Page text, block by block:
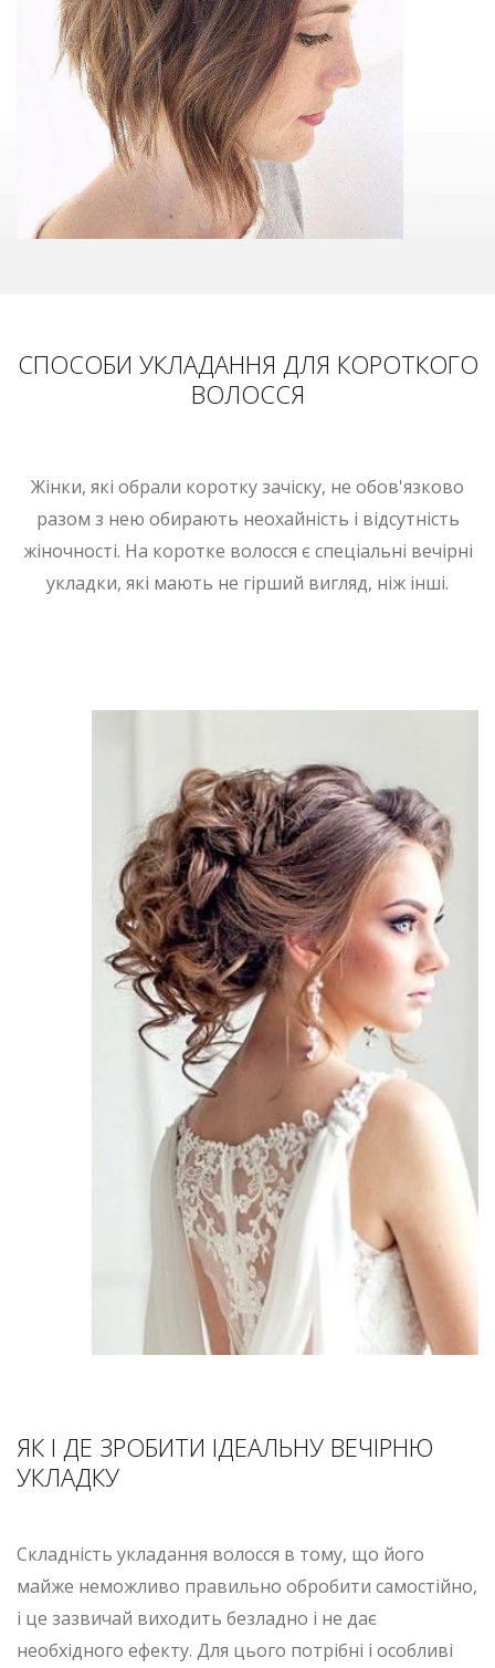
СПОСОБИ УКЛАДАННЯ ДЛЯ КОРОТКОГО
ВОЛОССЯ
Жінки, які обрали коротку зачіску, не обов'язково
разом з нею обирають неохайність і відсутність
жіночності. На коротке волосся є спеціальні вечірні
укладки, які мають не гірший вигляд, ніж інші.
ЯК І ДЕ ЗРОБИТИ ІДЕАЛЬНУ ВЕЧІРНЮ
УКЛАДКУ
Складність укладання волосся в тому, що його
майже неможливо правильно обробити самостійно,
і це зазвичай виходить безладно і не дає
необхідного ефекту. Для цього потрібні і особливі